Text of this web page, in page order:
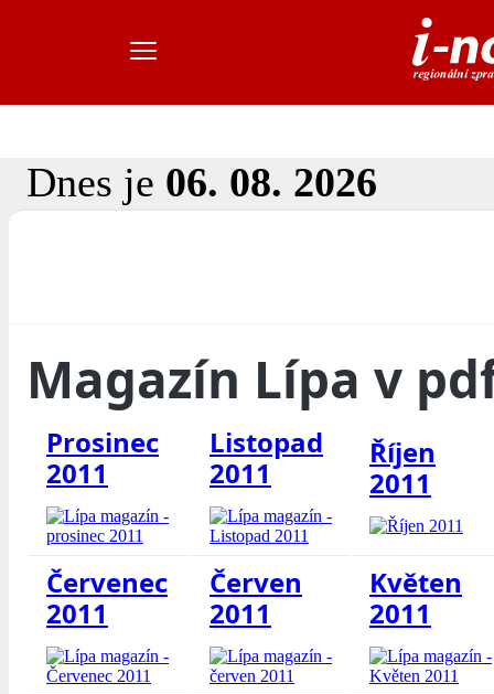
Dnes je 06. 08. 2026
Magazín Lípa v
Prosinec
2011
Listopad
2011
Říjen
2011
Červenec
2011
Červen
2011
Květen
2011